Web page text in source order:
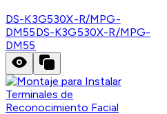
DS-K3G530X-R/MPG-
DM55DS-K3G530X-R/MPG-
DM55